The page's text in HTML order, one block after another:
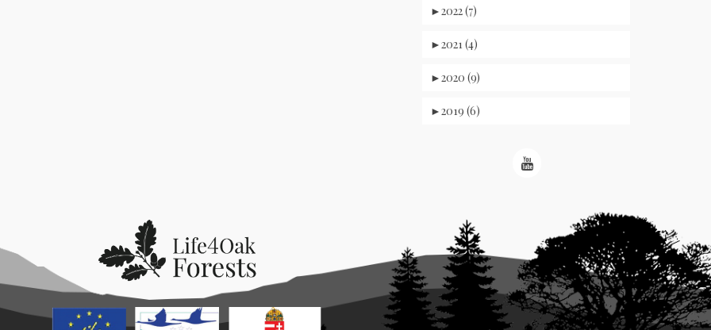
►2022 (7)
►2021 (4)
►2020 (9)
►2019 (6)